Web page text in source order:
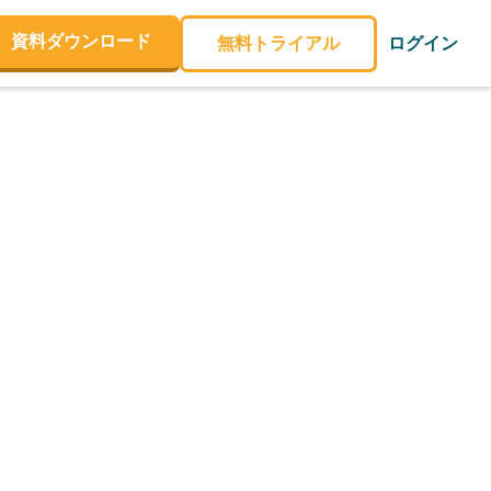
資料ダウンロード 無料トライアル ログイン